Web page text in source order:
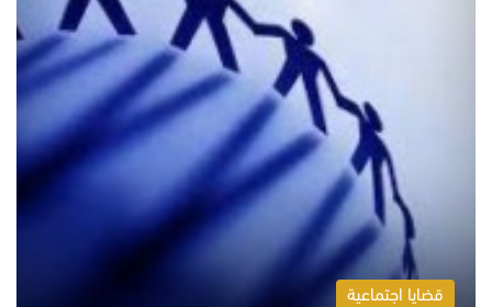
قضايا اجتماعية